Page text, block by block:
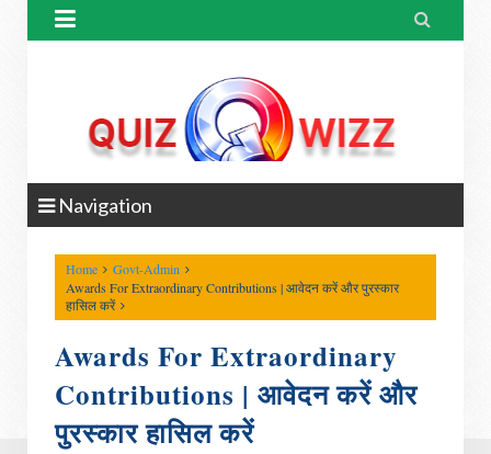
 
Navigation
Home
Govt-Admin
Awards For Extraordinary Contributions | आवेदन करें और पुरस्कार
हासिल करें
Awards For Extraordinary
Contributions | आवेदन करें और
पुरस्कार हासिल करें